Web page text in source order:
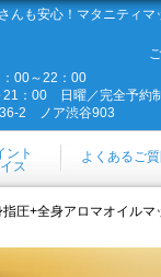
も安心！マタニティマ
00～22：00
21：00 日曜／完全予約制
2 ノア渋谷903
ント
ス
よくあるご
圧+全身アロマオイルマ